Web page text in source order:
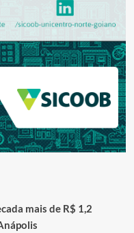
mais de R$ 1,2